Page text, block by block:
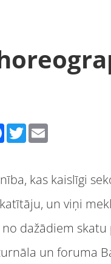
FacebookTwitter
kas kaislīgi
un viņi
dažādiem
un foruma